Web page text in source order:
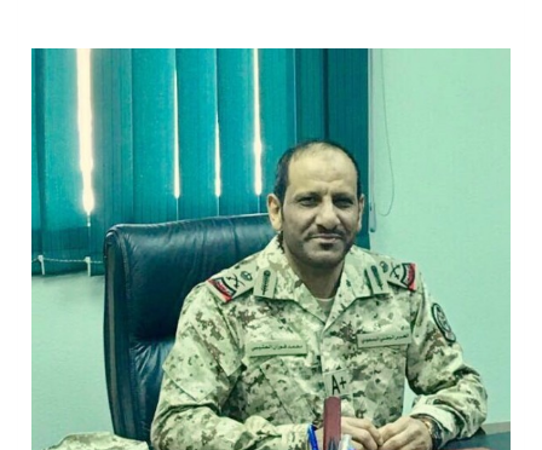
محافظ عفيف يؤدي صلاة عيد الأضحى
الشيخ علي الحذيفي في خطبة عرفة: الحج فريضة تتجلى فيها مظاهر التعارف والتآلف والتعاون والتكافل بين أهل الإسلام